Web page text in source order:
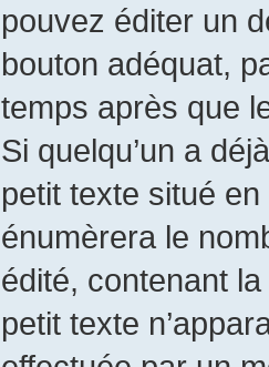
pouvez éditer un
bouton adéquat,
temps après que
Si quelqu’un a
petit texte situé
énumèrera le
édité, contenant la
petit texte